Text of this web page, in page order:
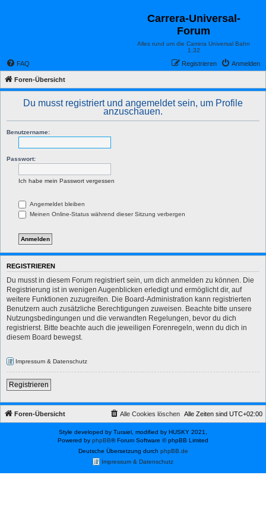
Carrera-Universal-
Forum
Alles rund um die Carrera Universal Bahn
1:32
FAQ Anmelden
Registrieren
Foren-Übersicht
Du musst registriert und angemeldet sein, um Profile
anzuschauen.
Benutzername:
Passwort:
Ich habe mein Passwort vergessen
Angemeldet bleiben
Meinen Online-Status während dieser Sitzung verbergen
REGISTRIEREN
Du musst in diesem Forum registriert sein, um dich anmelden zu können. Die
Registrierung ist in wenigen Augenblicken erledigt und ermöglicht dir, auf
weitere Funktionen zuzugreifen. Die Board-Administration kann registrierten
Benutzern auch zusätzliche Berechtigungen zuweisen. Beachte bitte unsere
Nutzungsbedingungen und die verwandten Regelungen, bevor du dich
registrierst. Bitte beachte auch die jeweiligen Forenregeln, wenn du dich in
diesem Board bewegst.
Impressum & Datenschutz
Registrieren
Foren-Übersicht Alle Zeiten sind UTC+02:00
Alle Cookies löschen
Style developed by Turaiel, modified by HUSKY 2021,
Powered by phpBB® Forum Software © phpBB Limited
Deutsche Übersetzung durch phpBB.de
Impressum & Datenschutz